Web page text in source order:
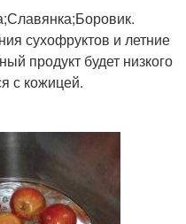
сухофруктов и летние
продукт будет низкого
с кожицей.